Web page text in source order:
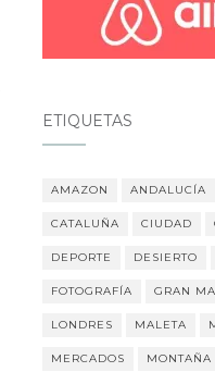
ETIQUETAS
AMAZON ANDALUCÍA
CATALUÑA CIUDAD
DEPORTE DESIERTO
FOTOGRAFÍA GRAN
LONDRES MALETA
MERCADOS MONTAÑA